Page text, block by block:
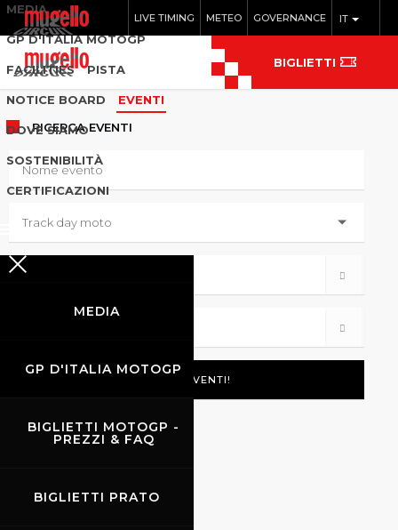
IT
LIVE TIMING METEO GOVERNANCE
MEDIA
GP D'ITALIA MOTOGP
FACILITIES PISTA
NOTICE BOARD EVENTI
DOVE SIAMO
SOSTENIBILITÀ
CERTIFICAZIONI
MEDIA
GP D'ITALIA MOTOGP
BIGLIETTI MOTOGP -
PREZZI & FAQ
BIGLIETTI PRATO
BIGLIETTI
RICERCAEVENTI